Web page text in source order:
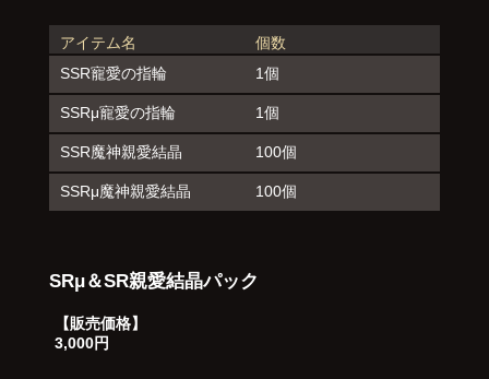
アイテム名
個数
SSR寵愛の指輪
1個
SSRμ寵愛の指輪 1個
SSR魔神親愛結晶 100個
SSRμ魔神親愛結晶 100個
SRμ＆SR親愛結晶パック
【販売価格】
3,000円